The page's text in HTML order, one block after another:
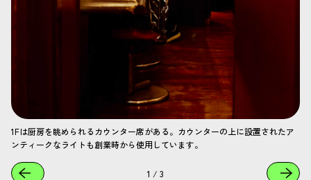
1Fは厨房を眺められるカウンター席がある。カウンターの上に設置されたア
ンティークなライトも創業時から使用しています。
1 / 3